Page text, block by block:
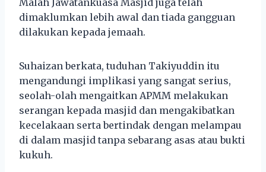
dimaklumkan lebih awal dan tiada gangguan
dilakukan kepada jemaah.
Suhaizan berkata, tuduhan Takiyuddin itu
mengandungi implikasi yang sangat serius,
seolah-olah mengaitkan APMM melakukan
serangan kepada masjid dan mengakibatkan
kecelakaan serta bertindak dengan melampau
di dalam masjid tanpa sebarang asas atau bukti
kukuh.